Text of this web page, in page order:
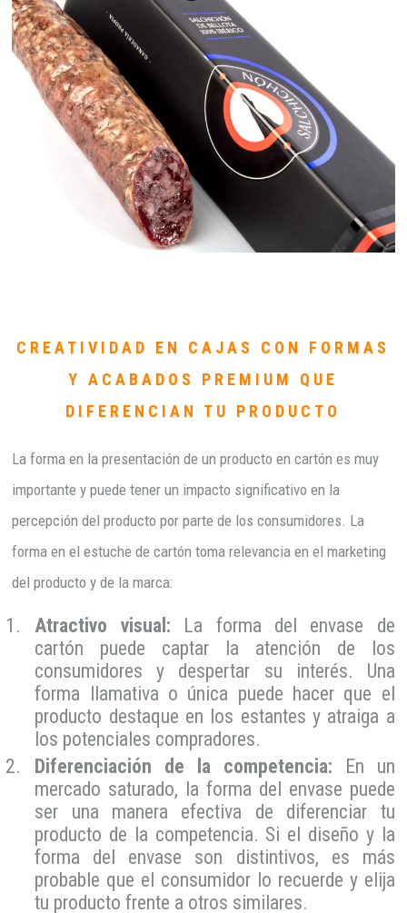
CREATIVIDAD EN CAJAS CON FORMAS
Y ACABADOS PREMIUM QUE
DIFERENCIAN TU PRODUCTO
La forma en la presentación de un producto en cartón es muy
importante y puede tener un impacto significativo en la
percepción del producto por parte de los consumidores. La
forma en el estuche de cartón toma relevancia en el marketing
del producto y de la marca:
Atractivo visual: La forma del envase de
cartón puede captar la atención de los
consumidores y despertar su interés. Una
forma llamativa o única puede hacer que el
producto destaque en los estantes y atraiga a
los potenciales compradores.
Diferenciación de la competencia: En un
mercado saturado, la forma del envase puede
ser una manera efectiva de diferenciar tu
producto de la competencia. Si el diseño y la
forma del envase son distintivos, es más
probable que el consumidor lo recuerde y elija
tu producto frente a otros similares.